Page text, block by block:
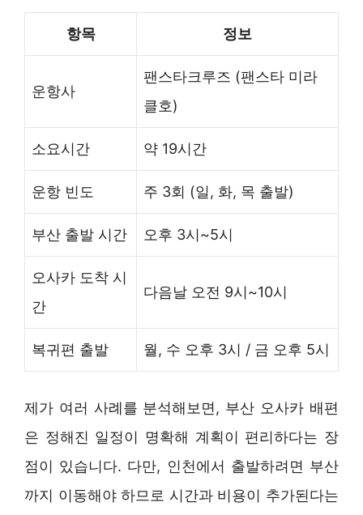
항목 정보
운항사
팬스타크루즈 (팬스타 미라
클호)
소요시간 약 19시간
운항 빈도 주 3회 (일, 화, 목 출발)
부산 출발 시간 오후 3시~5시
오사카 도착 시
간
다음날 오전 9시~10시
복귀편 출발 월, 수 오후 3시 / 금 오후 5시
제가 여러 사례를 분석해보면, 부산 오사카 배편
은 정해진 일정이 명확해 계획이 편리하다는 장
점이 있습니다. 다만, 인천에서 출발하려면 부산
까지 이동해야 하므로 시간과 비용이 추가된다는